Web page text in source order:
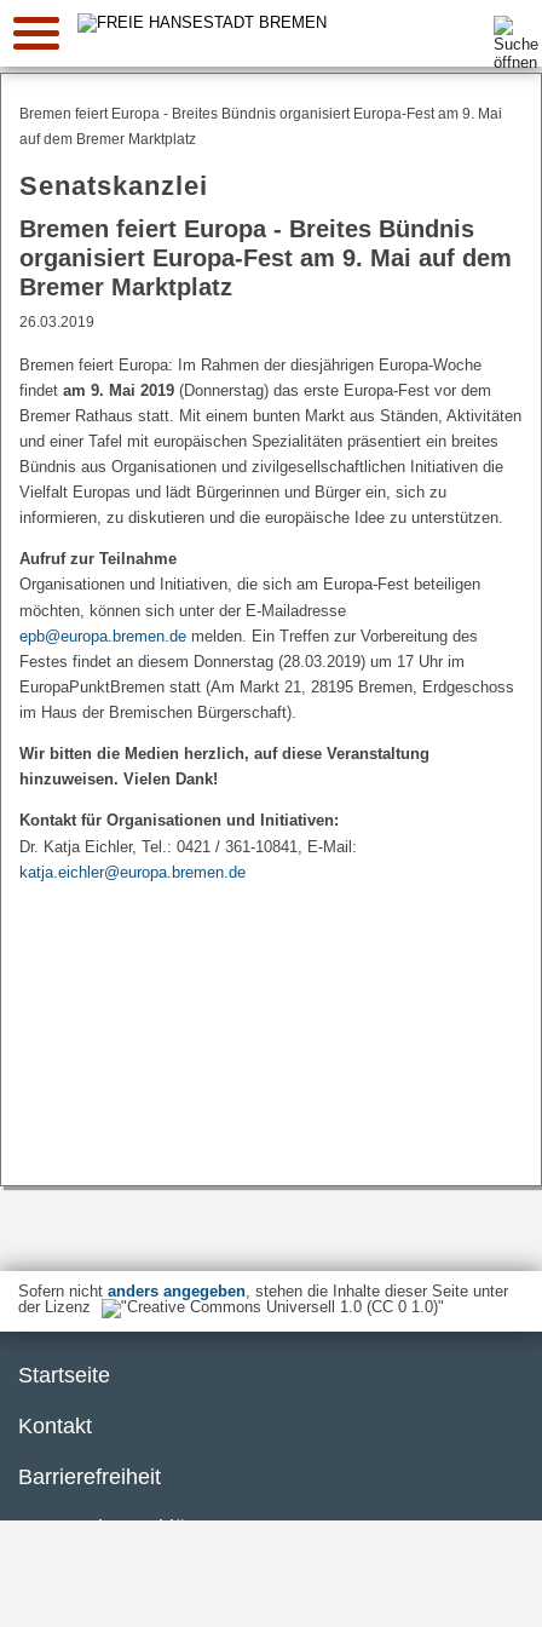
Suche:
Bremen feiert Europa - Breites Bündnis organisiert Europa-Fest am 9. Mai
auf dem Bremer Marktplatz
Senatskanzlei
Bremen feiert Europa - Breites Bündnis
organisiert Europa-Fest am 9. Mai auf dem
Bremer Marktplatz
26.03.2019
Bremen feiert Europa: Im Rahmen der diesjährigen Europa-Woche
findet am 9. Mai 2019 (Donnerstag) das erste Europa-Fest vor dem
Bremer Rathaus statt. Mit einem bunten Markt aus Ständen, Aktivitäten
und einer Tafel mit europäischen Spezialitäten präsentiert ein breites
Bündnis aus Organisationen und zivilgesellschaftlichen Initiativen die
Vielfalt Europas und lädt Bürgerinnen und Bürger ein, sich zu
informieren, zu diskutieren und die europäische Idee zu unterstützen.
Aufruf zur Teilnahme
Organisationen und Initiativen, die sich am Europa-Fest beteiligen
möchten, können sich unter der E-Mailadresse
epb@europa.bremen.de melden. Ein Treffen zur Vorbereitung des
Festes findet an diesem Donnerstag (28.03.2019) um 17 Uhr im
EuropaPunktBremen statt (Am Markt 21, 28195 Bremen, Erdgeschoss
im Haus der Bremischen Bürgerschaft).
Wir bitten die Medien herzlich, auf diese Veranstaltung
hinzuweisen. Vielen Dank!
Kontakt für Organisationen und Initiativen:
Dr. Katja Eichler, Tel.: 0421 / 361-10841, E-Mail:
katja.eichler@europa.bremen.de
Sofern nicht anders angegeben, stehen die Inhalte dieser Seite unter
der Lizenz
Startseite
Kontakt
Barrierefreiheit
Datenschutzerklärung